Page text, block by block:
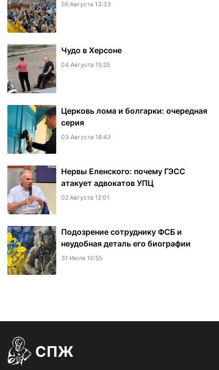
06 Августа 13:33
Чудо в Херсоне
04 Августа 15:25
Церковь лома и болгарки: очередная
серия
03 Августа 18:43
Нервы Еленского: почему ГЭСС
атакует адвокатов УПЦ
02 Августа 12:01
Подозрение сотруднику ФСБ и
неудобная деталь его биографии
31 Июля 10:55
СПЖ